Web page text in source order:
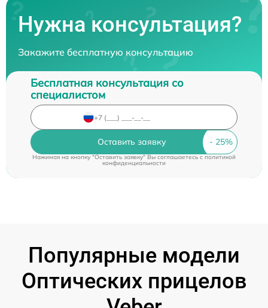
Нужна консультация?
Закажите бесплатную консультацию
Бесплатная консультация со
специалистом
Оставить заявку
Нажимая на кнопку "Оставить заявку" Вы соглашаетесь c политикой
конфиденциальности
Популярные модели
Оптических прицелов